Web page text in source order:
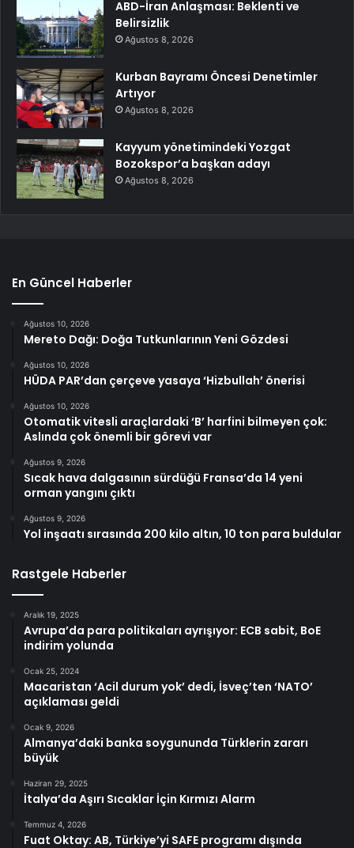
ABD-İran Anlaşması: Beklenti ve
Belirsizlik
Ağustos 8, 2026
Kurban Bayramı Öncesi Denetimler
Artıyor
Ağustos 8, 2026
Kayyum yönetimindeki Yozgat
Bozokspor’a başkan adayı
Ağustos 8, 2026
En Güncel Haberler
Ağustos 10, 2026
Mereto Dağı: Doğa Tutkunlarının Yeni Gözdesi
Ağustos 10, 2026
HÜDA PAR’dan çerçeve yasaya ‘Hizbullah’ önerisi
Ağustos 10, 2026
Otomatik vitesli araçlardaki ‘B’ harfini bilmeyen çok:
Aslında çok önemli bir görevi var
Ağustos 9, 2026
Sıcak hava dalgasının sürdüğü Fransa’da 14 yeni
orman yangını çıktı
Ağustos 9, 2026
Yol inşaatı sırasında 200 kilo altın, 10 ton para buldular
Rastgele Haberler
Aralık 19, 2025
Avrupa’da para politikaları ayrışıyor: ECB sabit, BoE
indirim yolunda
Ocak 25, 2024
Macaristan ‘Acil durum yok’ dedi, İsveç’ten ‘NATO’
açıklaması geldi
Ocak 9, 2026
Almanya’daki banka soygununda Türklerin zararı
büyük
Haziran 29, 2025
İtalya’da Aşırı Sıcaklar İçin Kırmızı Alarm
Temmuz 4, 2026
Fuat Oktay: AB, Türkiye’yi SAFE programı dışında